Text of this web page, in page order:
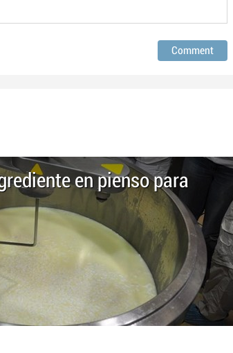
en pienso para